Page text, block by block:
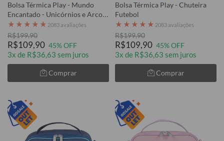
Bolsa Térmica Play - Mundo
Encantado - Unicórnios e Arco-
íris
★ ★ ★ ★ ★ 2083 avaliações
R$199,90
R$109,90 45% OFF
3x de R$36,63 sem juros
Comprar
Bolsa Térmica Play - Chuteira
Futebol
★ ★ ★ ★ ★ 2083 avaliações
R$199,90
R$109,90 45% OFF
3x de R$36,63 sem juros
Comprar